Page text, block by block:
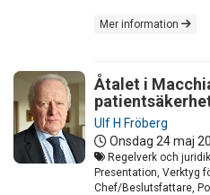
Mer information
Åtalet i
Ulf H Fröberg
Onsdag 24 maj
Regelverk och
Presentation, Verktyg
Chef/Beslutsfattare,